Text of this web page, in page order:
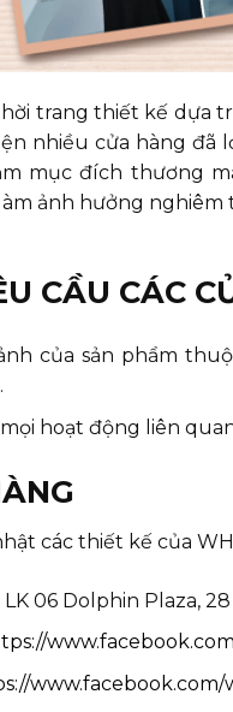
trang thiết kế dựa
nhiều cửa hàng
mục đích thương
ảnh hưởng
CẦU CÁC
của sản phẩm
hoạt động liên
các thiết kế của
06 Dolphin Plaza,